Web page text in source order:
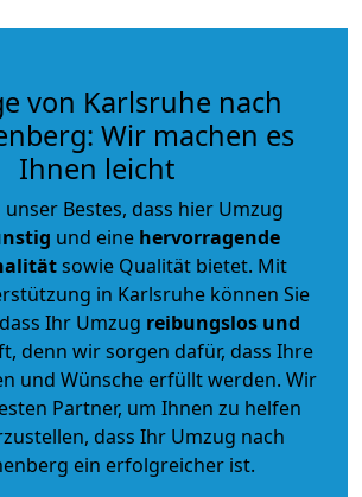
von Karlsruhe nach
Wir machen es
Ihnen leicht
Bestes, dass hier Umzug
und eine hervorragende
sowie Qualität bietet. Mit
in Karlsruhe können Sie
Ihr Umzug reibungslos und
denn wir sorgen dafür, dass Ihre
und Wünsche erfüllt werden. Wir
Partner, um Ihnen zu helfen
dass Ihr Umzug nach
ein erfolgreicher ist.